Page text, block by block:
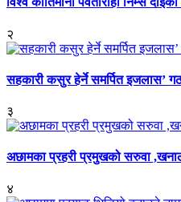
२
सहकारी कसुर हेर्ने समर्पित इजलास’
३
अछामका प्रहरी प्रमुखको सरुवा
४